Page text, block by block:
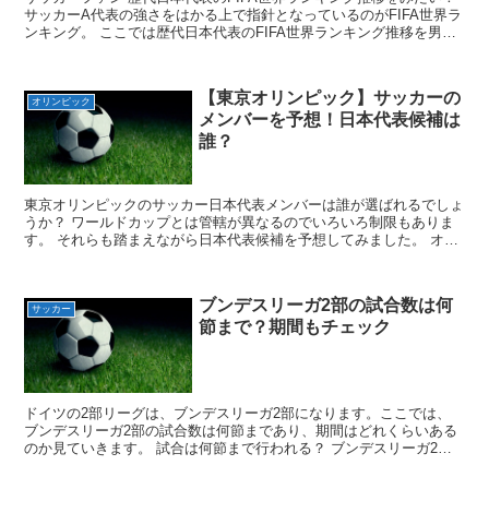
サッカーA代表の強さをはかる上で指針となっているのがFIFA世界ラ
ンキング。 ここでは歴代日本代表のFIFA世界ランキング推移を男女
オリンピック
【東京オリンピック】サッカーの
メンバーを予想！日本代表候補は
誰？
東京オリンピックのサッカー日本代表メンバーは誰が選ばれるでしょ
うか？ ワールドカップとは管轄が異なるのでいろいろ制限もありま
す。 それらも踏まえながら日本代表候補を予想してみました。 オリ
サッカー
ブンデスリーガ2部の試合数は何
節まで？期間もチェック
ドイツの2部リーグは、ブンデスリーガ2部になります。ここでは、
ブンデスリーガ2部の試合数は何節まであり、期間はどれくらいある
のか見ていきます。 試合は何節まで行われる？ ブンデスリーガ2部